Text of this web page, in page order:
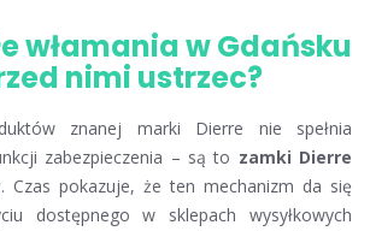
włamania w Gdańsku
nimi ustrzec?
znanej marki Dierre nie spełnia
zabezpieczenia – są to zamki Dierre
. Czas pokazuje, że ten mechanizm da się
dostępnego w sklepach wysyłkowych